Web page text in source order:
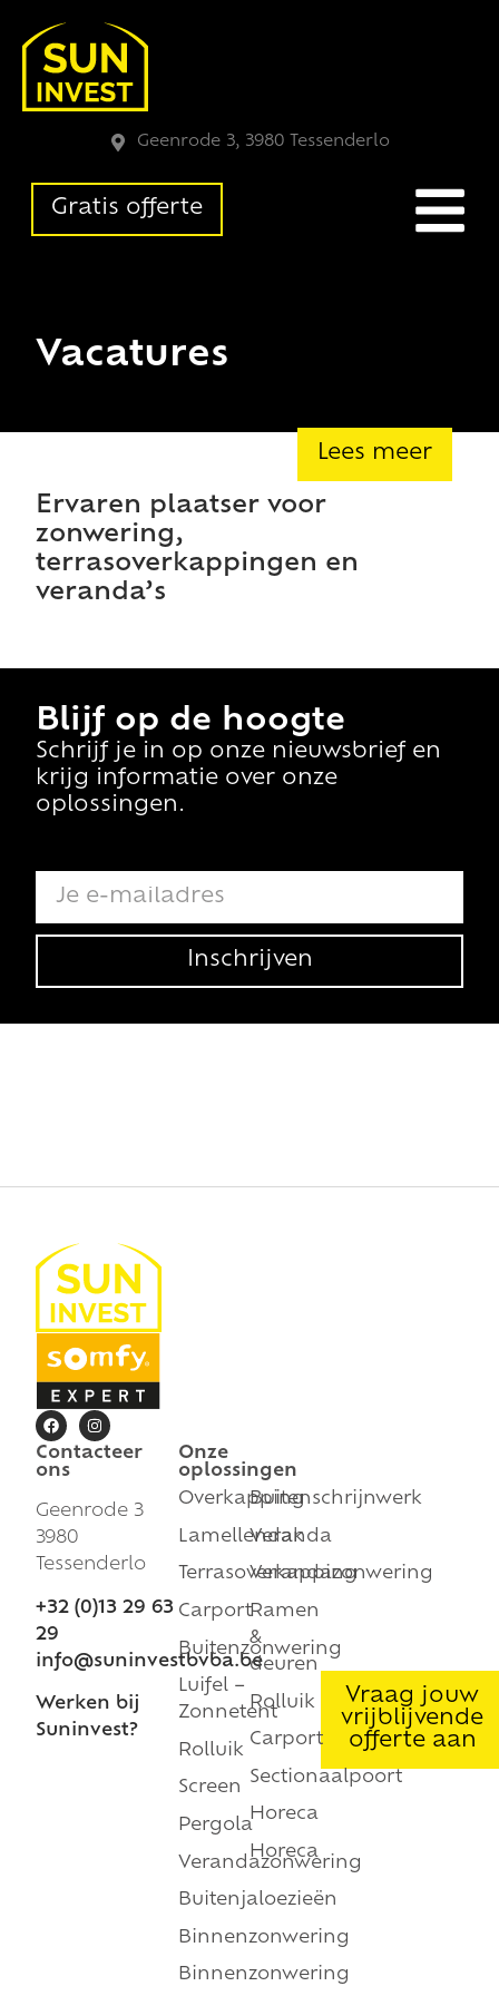
Geenrode 3, 3980 Tessenderlo
Gratis offerte
Vacatures
Lees meer
Ervaren plaatser voor
zonwering,
terrasoverkappingen en
veranda’s
Blijf op de hoogte
Schrijf je in op onze nieuwsbrief en
krijg informatie over onze
oplossingen.
Inschrijven
Contacteer
ons
Geenrode 3
3980
Tessenderlo
+32 (0)13 29 63
29
info@suninvestbvba.be
Werken bij
Suninvest?
Onze
oplossingen
Overkapping
Lamellendak
Terrasoverkapping
Carport
Buitenzonwering
Luifel –
Zonnetent
Rolluik
Screen
Pergola
Verandazonwering
Buitenjaloezieën
Binnenzonwering
Binnenzonwering
Buitenschrijnwerk
Veranda
Verandazonwering
Ramen
&
deuren
Rolluik
Carport
Sectionaalpoort
Horeca
Horeca
Vraag jouw
vrijblijvende
offerte aan